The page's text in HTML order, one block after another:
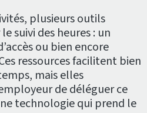
plusieurs outils
suivi des heures : un
ou bien encore
ressources facilitent bien
mais elles
de déléguer ce
technologie qui prend le